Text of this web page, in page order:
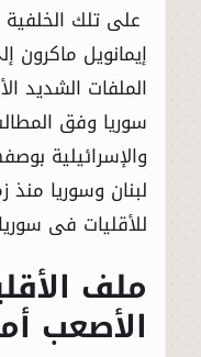
على تلك
إيمانويل
الملفات الشديد
سوريا وفق
والإسرائيلية
لبنان وسوريا منذ
للأقليات فى
ملف
الأصعب